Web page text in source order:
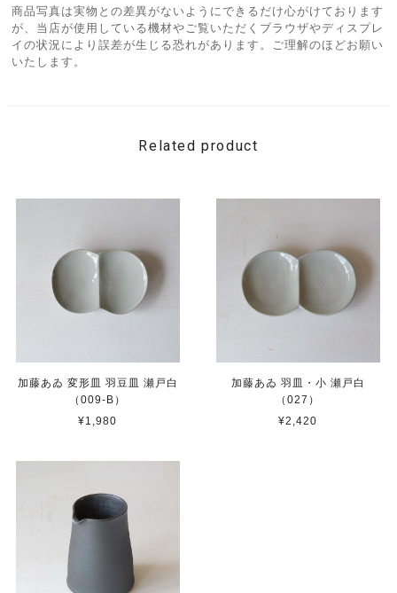
商品写真は実物との差異がないようにできるだけ心がけております
が、当店が使用している機材やご覧いただくブラウザやディスプレ
イの状況により誤差が生じる恐れがあります。ご理解のほどお願い
いたします。
Related product
加藤あゐ 変形皿 羽豆皿 瀬戸白
（009-B）
¥1,980
加藤あゐ 羽皿・小 瀬戸白
（027）
¥2,420